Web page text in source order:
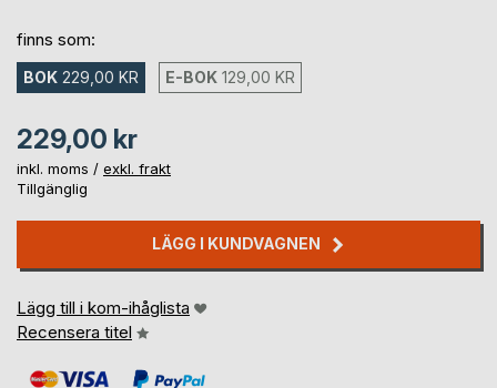
finns som:
BOK 229,00 KR E-BOK 129,00 KR
229,00 kr
inkl. moms / exkl. frakt
Tillgänglig
LÄGG I KUNDVAGNEN
Lägg till i kom-ihåglista
Recensera titel